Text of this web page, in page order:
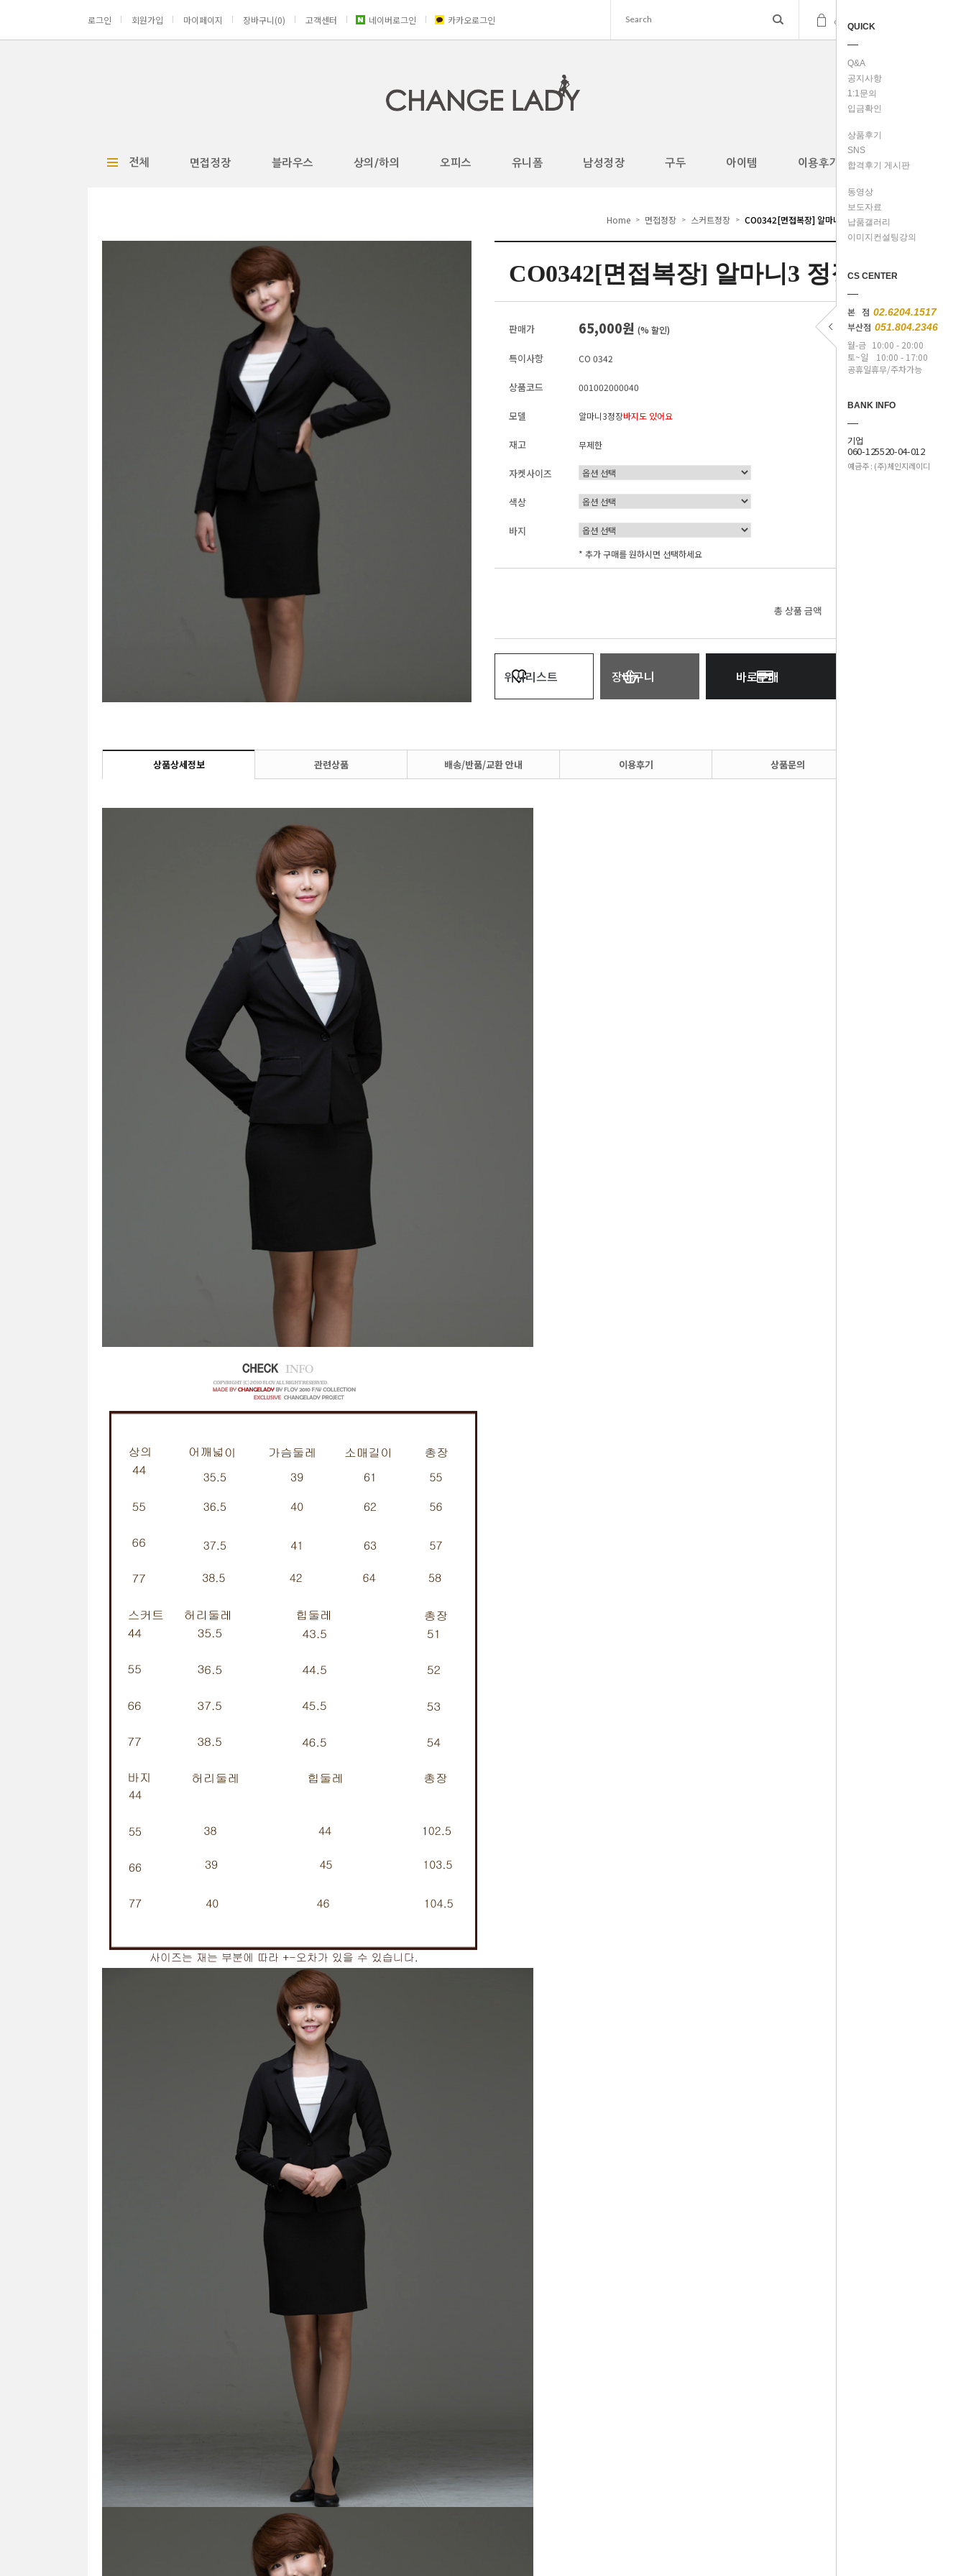
QUICK
Q&A
공지사항
1:1문의
입금확인
상품후기
SNS
합격후기 게시판
동영상
보도자료
납품갤러리
이미지컨설팅강의
CS CENTER
본 점 02.6204.1517
부산점 051.804.2346
월-금 10:00 - 20:00
토~일
10:00 - 17:00
공휴일휴무/주차가능
BANK INFO
기업
060-125520-04-012
예금주 : (주)체인지레이디
로그인 회원가입 마이페이지 장바구니(0) 고객센터 네이버로그인 카카오로그인 cart(0)
전체 면접정장 블라우스 상의/하의 오피스 유니폼 남성정장 구두 아이템 이용후기
Home > 면접정장 > 스커트정장 > CO0342[면접복장] 알마니3 정장
CO0342[면접복장] 알마니3 정장
판매가 65,000원 (% 할인)
특이사항 CO 0342
상품코드 001002000040
모델 알마니3정장바지도 있어요
재고 무제한
자켓사이즈
색상
바지
* 추가 구매를 원하시면 선택하세요
총 상품 금액
위시리스트 장바구니 바로구매
상품상세정보 관련상품 배송/반품/교환 안내 이용후기 상품문의